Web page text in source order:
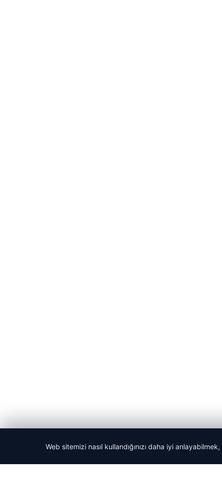
© 2026 Acil Rehber | Gündem Haberleri
Web sitemizi nasıl kullandığınızı daha iyi